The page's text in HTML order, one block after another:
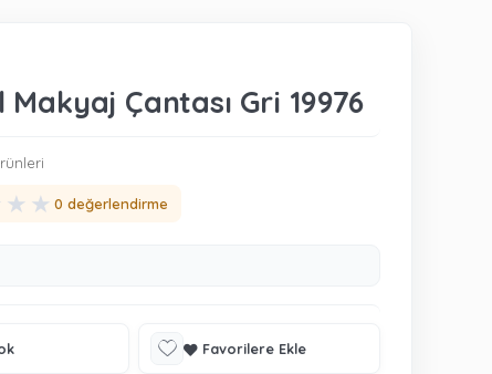
Çantası Gri 19976
★ ★ 0 değerlendirme
Favorilere Ekle